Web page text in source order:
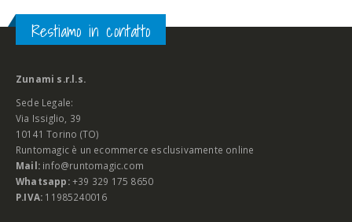
Restiamo in contatto
Zunami s.r.l.s.
Sede Legale:
Via Issiglio, 39
10141 Torino (TO)
Runtomagic è un ecommerce esclusivamente online
Mail: info@runtomagic.com
Whatsapp: +39 329 175 8650
P.IVA: 11985240016